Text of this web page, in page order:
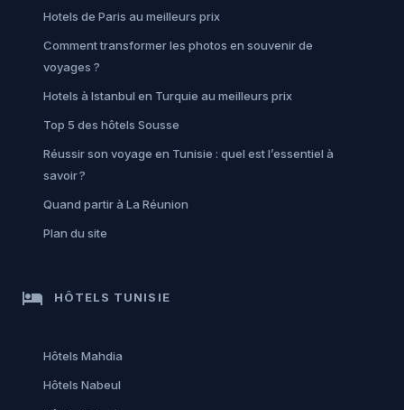
Hotels de Paris au meilleurs prix
Comment transformer les photos en souvenir de
voyages ?
Hotels à Istanbul en Turquie au meilleurs prix
Top 5 des hôtels Sousse
Réussir son voyage en Tunisie : quel est l’essentiel à
savoir ?
Quand partir à La Réunion
Plan du site
hotel HÔTELS TUNISIE
Hôtels Mahdia
Hôtels Nabeul